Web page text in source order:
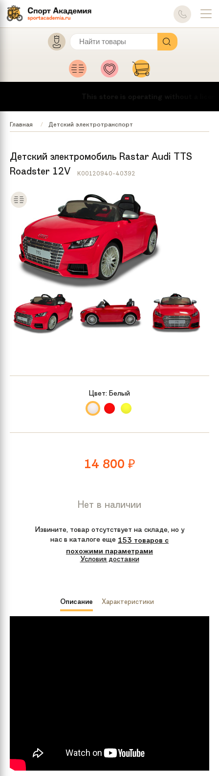
This store is operating without a
Главная Детский электротранспорт
Детский электромобиль Rastar Audi TTS
Roadster 12V
K00120940-40392
14 800 ₽
Нет в наличии
Извините, товар отсутствует на складе, но у
нас в каталоге еще 153 товаров с
похожими параметрами
Цвет: Белый
Условия доставки
Описание Характеристики